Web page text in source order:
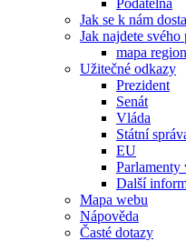
Jak se k nám
Jak najdete svého
mapa
Užitečné odkazy
Prezident
Senát
Vláda
Státní
EU
Parlamenty
Další
Mapa webu
Nápověda
Časté dotazy